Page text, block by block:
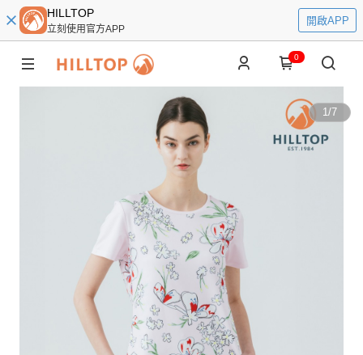
HILLTOP
立刻使用官方APP
開啟APP
0
1/7